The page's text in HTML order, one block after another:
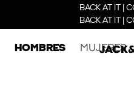
BACK AT IT |
BACK AT IT |
HOMBRES MUJERES